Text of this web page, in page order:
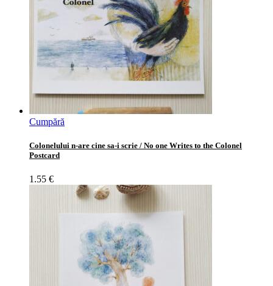
Cumpără
Colonelului n-are cine sa-i scrie / No one Writes to the Colonel
Postcard
1.55 €